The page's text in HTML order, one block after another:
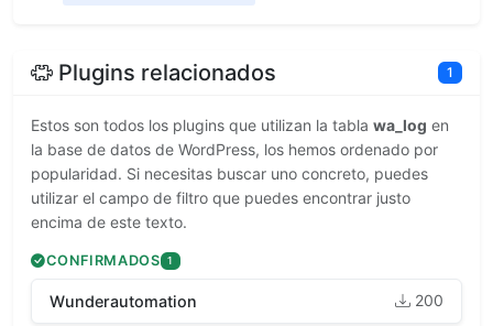
Plugins relacionados 1
Estos son todos los plugins que utilizan la tabla wa_log en
la base de datos de WordPress, los hemos ordenado por
popularidad. Si necesitas buscar uno concreto, puedes
utilizar el campo de filtro que puedes encontrar justo
encima de este texto.
CONFIRMADOS 1
Wunderautomation 200